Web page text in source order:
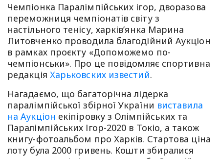
Чемпіонка Паралімпійських ігор, дворазова
переможниця чемпіонатів світу з
настільного тенісу, харків’янка Марина
Литовченко проводила благодійний Аукціон
в рамках проєкту «Допоможемо по-
чемпіонськи». Про це повідомляє спортивна
редакція Харьковских известий.
Нагадаємо, що багаторічна лідерка
паралімпійської збірної України виставила
на Аукціон екіпіровку з Олімпійських та
Паралімпійських Ігор-2020 в Токіо, а також
книгу-фотоальбом про Харків. Стартова ціна
лоту була 2000 гривень. Кошти збиралися